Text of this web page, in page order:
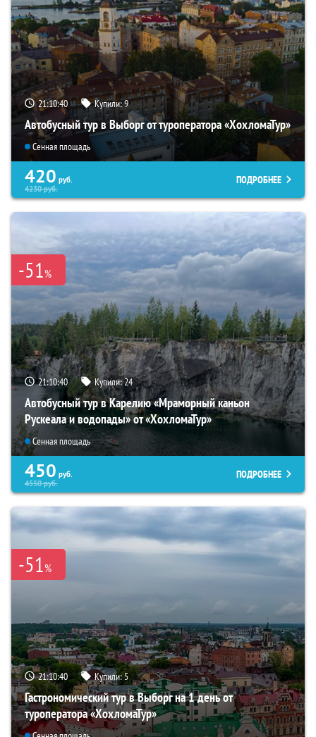
21:10:39 Купили:9
Автобусный тур в Выборг от туроператора «ХохломаТур»
Сенная площадь
420 руб.
4230руб.
ПОДРОБНЕЕ
-51%
21:10:39 Купили:24
Автобусный тур в Карелию «Мраморный каньон
Рускеала и водопады» от «ХохломаТур»
Сенная площадь
450 руб.
4550руб.
ПОДРОБНЕЕ
-51%
21:10:39 Купили:5
Гастрономический тур в Выборг на 1 день от
туроператора «ХохломаТур»